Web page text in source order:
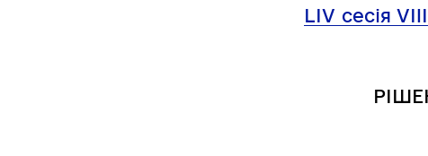
LІV сесія